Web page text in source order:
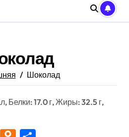
Шоколад
Белки: 17.0 г, Жиры: 32.5 г,